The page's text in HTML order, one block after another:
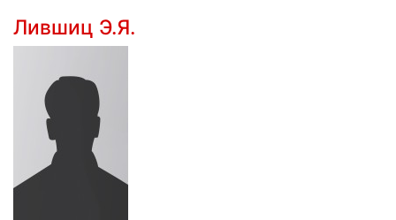
Лившиц Э.Я.